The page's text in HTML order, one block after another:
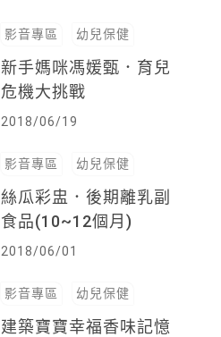
影音專區 幼兒保健
新手媽咪馮媛甄．育兒
危機大挑戰
2018/06/19
影音專區 幼兒保健
絲瓜彩盅．後期離乳副
食品(10~12個月)
2018/06/01
影音專區 幼兒保健
建築寶寶幸福香味記憶